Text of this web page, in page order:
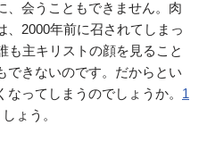
、会うこともできません。肉
2000年前に召されてしまっ
も主キリストの顔を見ること
できないのです。だからとい
ってしまうのでしょうか。 1
ょう。